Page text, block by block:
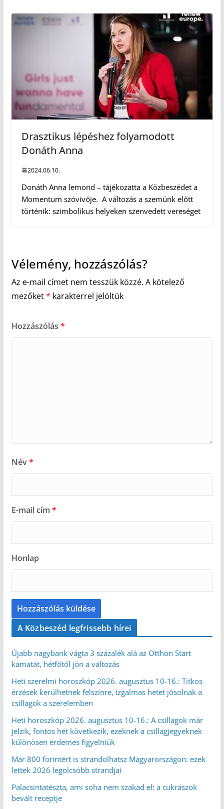
Drasztikus lépéshez folyamodott
Donáth Anna
2024.06.10.
Donáth Anna lemond – tájékozatta a Közbeszédet a
Momentum szóvivője. A változás a szemünk előtt
történik: szimbolikus helyeken szenvedett vereséget
Vélemény, hozzászólás?
Az e-mail címet nem tesszük közzé. A kötelező
mezőket* karakterrel jelöltük
Hozzászólás *
Név*
E-mail cím *
Honlap
A Közbeszéd legfrissebb hírei
Újabb nagybank vágta 3 százalék alá az Otthon Start
kamatát, hétfőtől jön a változás
Heti szerelmi horoszkóp 2026. augusztus 10-16.: Titkos
érzések kerülhetnek felszínre, izgalmas hetet jósolnak a
csillagok a szerelemben
Heti horoszkóp 2026. augusztus 10-16.: A csillagok már
jelzik, fontos hét következik, ezeknek a csillagjegyeknek
különösen érdemes figyelniük
Már 800 forintért is strandolhatsz Magyarországon: ezek
lettek 2026 legolcsóbb strandjai
Palacsintatészta, ami soha nem szakad el: a cukrászok
bevált receptje